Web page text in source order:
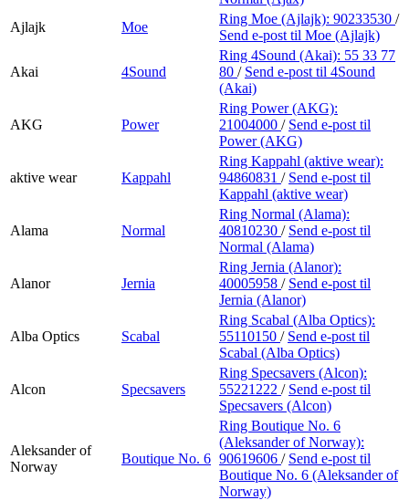
Ajlajk
Moe
Ring Moe (Ajlajk): 90233530 /
Send e-post til Moe (Ajlajk)
Akai 4Sound
Ring 4Sound (Akai): 55 33 77
80 / Send e-post til 4Sound
(Akai)
AKG Power
Ring Power (AKG):
21004000 / Send e-post til
Power (AKG)
aktive wear Kappahl
Ring Kappahl (aktive wear):
94860831 / Send e-post til
Kappahl (aktive wear)
Alama Normal
Ring Normal (Alama):
40810230 / Send e-post til
Normal (Alama)
Alanor Jernia
Ring Jernia (Alanor):
40005958 / Send e-post til
Jernia (Alanor)
Alba Optics Scabal
Ring Scabal (Alba Optics):
55110150 / Send e-post til
Scabal (Alba Optics)
Alcon Specsavers
Ring Specsavers (Alcon):
55221222 / Send e-post til
Specsavers (Alcon)
Aleksander of
Norway
Boutique No. 6
Ring Boutique No. 6
(Aleksander of Norway):
90619606 / Send e-post til
Boutique No. 6 (Aleksander of
Norway)